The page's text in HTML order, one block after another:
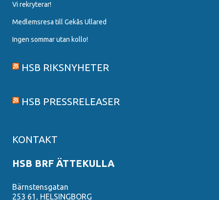
Vi rekryterar!
Medlemsresa till Gekås Ullared
Ingen sommar utan kollo!
HSB RIKSNYHETER
HSB PRESSRELEASER
KONTAKT
HSB BRF ÄTTEKULLA
Bärnstensgatan
253 61, HELSINGBORG